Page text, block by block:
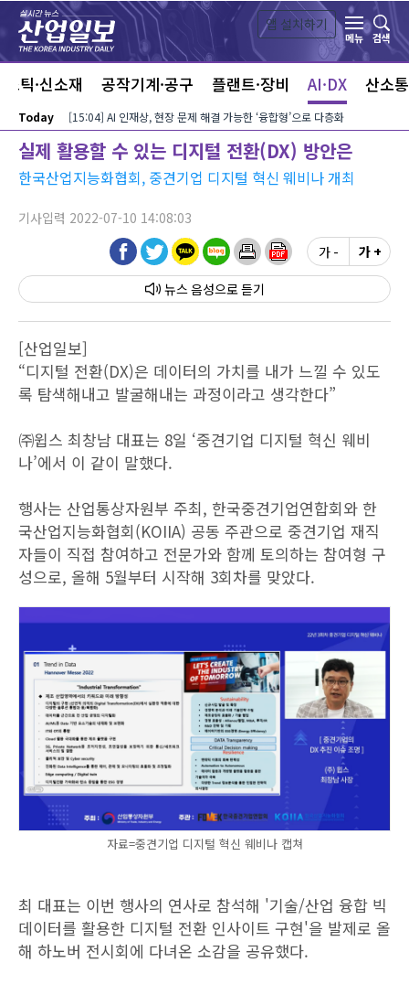
본문 바로가기
앱 설치하기
메뉴
검색
틱·신소재 공작기계·공구 플랜트·장비 AI·DX 산소통
Today [15:04] AI 인재상, 현장 문제 해결 가능한 ‘융합형’으로 다층화
실제 활용할 수 있는 디지털 전환(DX) 방안은
한국산업지능화협회, 중견기업 디지털 혁신 웨비나 개최
기사입력 2022-07-10 14:08:03
뉴스 음성
가 - 가 +
[산업일보]
“디지털 전환(DX)은 데이터의 가치를 내가 느낄 수 있도
록 탐색해내고 발굴해내는 과정이라고 생각한다”
㈜윕스 최창남 대표는 8일 ‘중견기업 디지털 혁신 웨비
나’에서 이 같이 말했다.
행사는 산업통상자원부 주최, 한국중견기업연합회와 한
국산업지능화협회(KOIIA) 공동 주관으로 중견기업 재직
자들이 직접 참여하고 전문가와 함께 토의하는 참여형 구
성으로, 올해 5월부터 시작해 3회차를 맞았다.
자료=중견기업 디지털 혁신 웨비나 캡쳐
최 대표는 이번 행사의 연사로 참석해 '기술/산업 융합 빅
데이터를 활용한 디지털 전환 인사이트 구현'을 발제로 올
해 하노버 전시회에 다녀온 소감을 공유했다.